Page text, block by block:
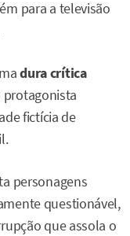
para a televisão
dura crítica
fictícia de
personagens
questionável,
que assola o